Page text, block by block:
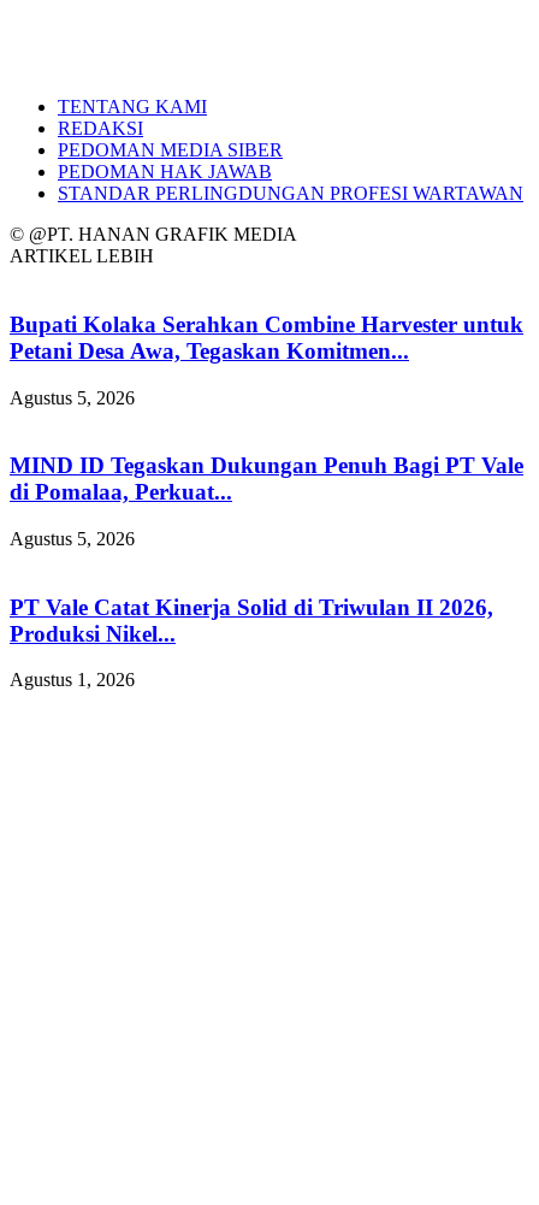
TENTANG KAMI
REDAKSI
PEDOMAN MEDIA SIBER
PEDOMAN HAK JAWAB
STANDAR PERLINGDUNGAN PROFESI WARTAWAN
© @PT. HANAN GRAFIK MEDIA
ARTIKEL LEBIH
Bupati Kolaka Serahkan Combine Harvester untuk
Petani Desa Awa, Tegaskan Komitmen...
Agustus 5, 2026
MIND ID Tegaskan Dukungan Penuh Bagi PT Vale
di Pomalaa, Perkuat...
Agustus 5, 2026
PT Vale Catat Kinerja Solid di Triwulan II 2026,
Produksi Nikel...
Agustus 1, 2026